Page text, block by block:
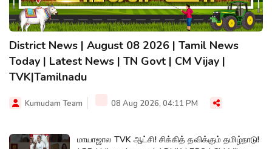
District News | August 08 2026 | Tamil News
Today | Latest News | TN Govt | CM Vijay |
TVK|Tamilnadu
Kumudam Team 08 Aug 2026, 04:11 PM
மாயாஜால TVK ஆட்சி! சிக்கித் தவிக்கும் தமிழ்நாடு!